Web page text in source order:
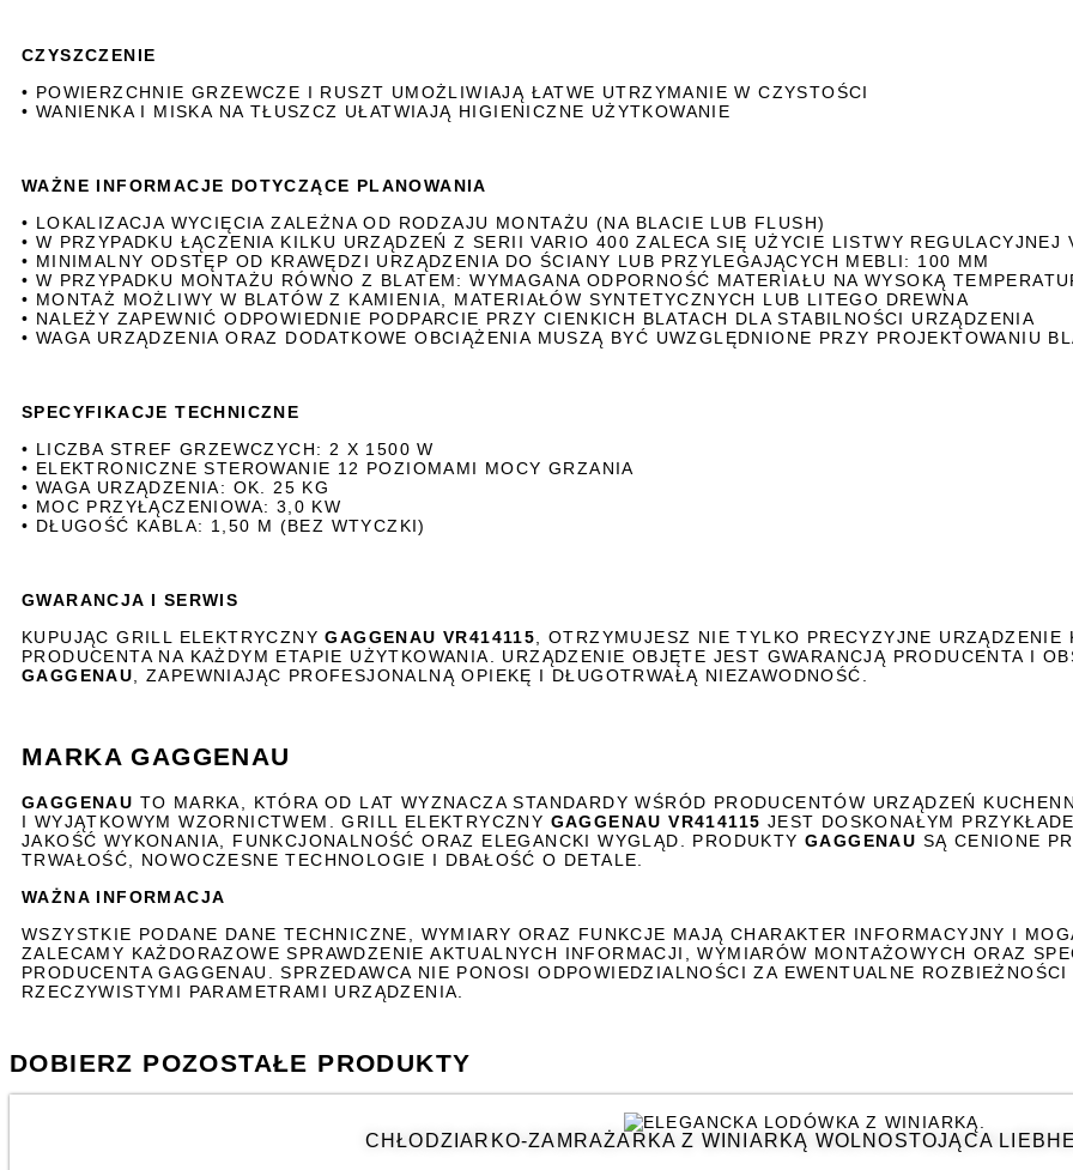
CZYSZCZENIE
• POWIERZCHNIE GRZEWCZE I RUSZT UMOŻLIWIAJĄ ŁATWE UTRZYMANIE W CZYSTOŚCI
• WANIENKA I MISKA NA TŁUSZCZ UŁATWIAJĄ HIGIENICZNE UŻYTKOWANIE
WAŻNE INFORMACJE DOTYCZĄCE PLANOWANIA
• LOKALIZACJA WYCIĘCIA ZALEŻNA OD RODZAJU MONTAŻU (NA BLACIE LUB FLUSH)
• W PRZYPADKU ŁĄCZENIA KILKU URZĄDZEŃ Z SERII VARIO 400 ZALECA SIĘ UŻYCIE LISTWY REGULACYJNEJ
• MINIMALNY ODSTĘP OD KRAWĘDZI URZĄDZENIA DO ŚCIANY LUB PRZYLEGAJĄCYCH MEBLI: 100 MM
• W PRZYPADKU MONTAŻU RÓWNO Z BLATEM: WYMAGANA ODPORNOŚĆ MATERIAŁU NA WYSOKĄ
• MONTAŻ MOŻLIWY W BLATÓW Z KAMIENIA, MATERIAŁÓW SYNTETYCZNYCH LUB LITEGO DREWNA
• NALEŻY ZAPEWNIĆ ODPOWIEDNIE PODPARCIE PRZY CIENKICH BLATACH DLA STABILNOŚCI URZĄDZENIA
• WAGA URZĄDZENIA ORAZ DODATKOWE OBCIĄŻENIA MUSZĄ BYĆ UWZGLĘDNIONE PRZY PROJEKTOWANIU
SPECYFIKACJE TECHNICZNE
• LICZBA STREF GRZEWCZYCH: 2 X 1500 W
• ELEKTRONICZNE STEROWANIE 12 POZIOMAMI MOCY GRZANIA
• WAGA URZĄDZENIA: OK. 25 KG
• MOC PRZYŁĄCZENIOWA: 3,0 KW
• DŁUGOŚĆ KABLA: 1,50 M (BEZ WTYCZKI)
GWARANCJA I SERWIS
KUPUJĄC GRILL ELEKTRYCZNYGAGGENAU VR414115 , OTRZYMUJESZ NIE TYLKO PRECYZYJNE
PRODUCENTA NA KAŻDYM ETAPIE UŻYTKOWANIA. URZĄDZENIE OBJĘTE JEST GWARANCJĄ PRODUCENTA I
GAGGENAU , ZAPEWNIAJĄC PROFESJONALNĄ OPIEKĘ I DŁUGOTRWAŁĄ NIEZAWODNOŚĆ.
MARKA GAGGENAU
GAGGENAU TO MARKA, KTÓRA OD LAT WYZNACZA STANDARDY WŚRÓD PRODUCENTÓW URZĄDZEŃ
I WYJĄTKOWYM WZORNICTWEM. GRILL ELEKTRYCZNY GAGGENAU VR414115 JEST DOSKONAŁYM
JAKOŚĆ WYKONANIA, FUNKCJONALNOŚĆ ORAZ ELEGANCKI WYGLĄD. PRODUKTYGAGGENAU SĄ CENIONE
TRWAŁOŚĆ, NOWOCZESNE TECHNOLOGIE I DBAŁOŚĆ O DETALE.
WAŻNA INFORMACJA
WSZYSTKIE PODANE DANE TECHNICZNE, WYMIARY ORAZ FUNKCJE MAJĄ CHARAKTER INFORMACYJNY I
ZALECAMY KAŻDORAZOWE SPRAWDZENIE AKTUALNYCH INFORMACJI, WYMIARÓW MONTAŻOWYCH ORAZ
PRODUCENTA GAGGENAU
. SPRZEDAWCA NIE PONOSI ODPOWIEDZIALNOŚCI ZA EWENTUALNE
RZECZYWISTYMI PARAMETRAMI URZĄDZENIA.
DOBIERZ POZOSTAŁE PRODUKTY
CHŁODZIARKO-ZAMRAŻARKA Z WINIARKĄ WOLNOSTOJĄCA